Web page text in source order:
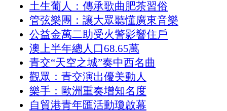
土生葡人：傳承歌曲肥茶習俗
管弦樂團：讓大眾聽懂廣東音樂
公益金萬二助受火警影響住戶
澳上半年總人口68.65萬
青交“天空之城”奏中西名曲
觀眾：青交演出優美動人
樂手：歐洲重奏增知名度
自貿港青年匯活動瓊啟幕